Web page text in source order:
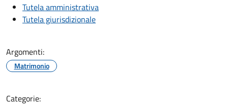
Tutela amministrativa
Tutela giurisdizionale
Argomenti:
Matrimonio
Categorie: